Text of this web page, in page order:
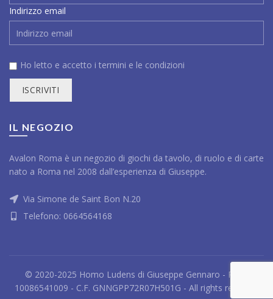
Indirizzo email
Ho letto e accetto i termini e le condizioni
IL NEGOZIO
Avalon Roma è un negozio di giochi da tavolo, di ruolo e di carte
nato a Roma nel 2008 dall’esperienza di Giuseppe.
Via Simone de Saint Bon N.20
Telefono: 0664564168
© 2020-2025 Homo Ludens di Giuseppe Gennaro - P.IVA
10086541009 - C.F. GNNGPP72R07H501G - All rights reserved